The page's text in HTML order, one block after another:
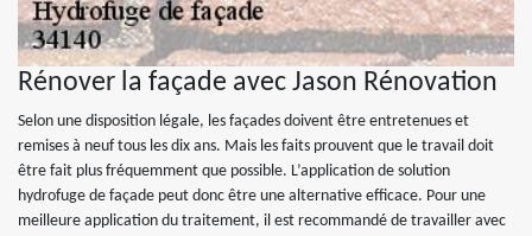
Rénover la façade avec Jason Rénovation
Selon une disposition légale, les façades doivent être entretenues et
remises à neuf tous les dix ans. Mais les faits prouvent que le travail doit
être fait plus fréquemment que possible. L’application de solution
hydrofuge de façade peut donc être une alternative efficace. Pour une
meilleure application du traitement, il est recommandé de travailler avec